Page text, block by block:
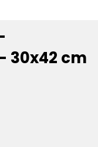
30x42 cm